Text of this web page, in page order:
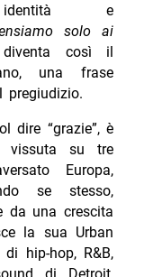
identità e
solo ai
così il
una frase
pregiudizio.
dire “grazie”, è
su tre
Europa,
se stesso,
da una crescita
la sua Urban
hip‑hop, R&B,